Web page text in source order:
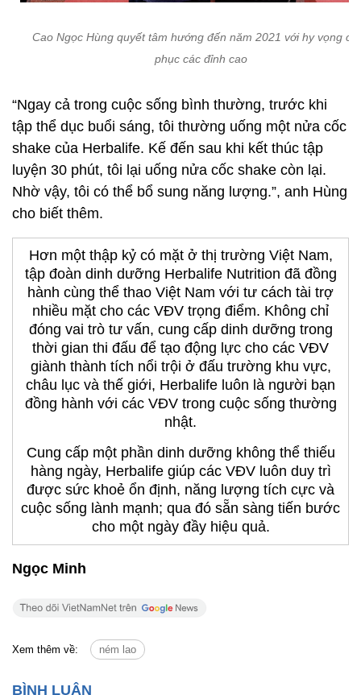
Cao Ngọc Hùng quyết tâm hướng đến năm 2021 với hy vọng
phục các đỉnh cao
“Ngay cả trong cuộc sống bình thường, trước khi
tập thể dục buổi sáng, tôi thường uống một nửa cốc
shake của Herbalife. Kế đến sau khi kết thúc tập
luyện 30 phút, tôi lại uống nửa cốc shake còn lại.
Nhờ vậy, tôi có thể bổ sung năng lượng.”, anh Hùng
cho biết thêm.
Hơn một thập kỷ có mặt ở thị trường Việt Nam,
tập đoàn dinh dưỡng Herbalife Nutrition đã đồng
hành cùng thể thao Việt Nam với tư cách tài trợ
nhiều mặt cho các VĐV trọng điểm. Không chỉ
đóng vai trò tư vấn, cung cấp dinh dưỡng trong
thời gian thi đấu để tạo động lực cho các VĐV
giành thành tích nổi trội ở đấu trường khu vực,
châu lục và thế giới, Herbalife luôn là người bạn
đồng hành với các VĐV trong cuộc sống thường
nhật.
Cung cấp một phần dinh dưỡng không thể thiếu
hàng ngày, Herbalife giúp các VĐV luôn duy trì
được sức khoẻ ổn định, năng lượng tích cực và
cuộc sống lành mạnh; qua đó sẵn sàng tiến bước
cho một ngày đầy hiệu quả.
Ngọc Minh
Xem thêm về: ném lao